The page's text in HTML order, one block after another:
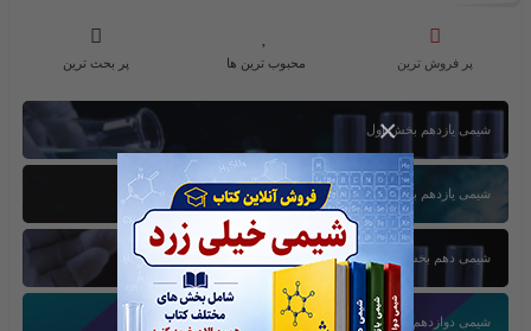
×
پر فروش ترین محبوب ترین ها پر بحث ترین
شیمی یازدهم بخش اول
شیمی یازدهم بخش سوم
شیمی دهم بخش اول
شیمی دوازدهم بخش سوم